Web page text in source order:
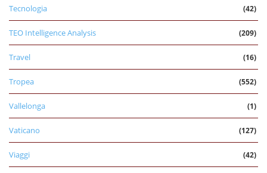
Tecnologia (42)
TEO Intelligence Analysis (209)
Travel (16)
Tropea (552)
Vallelonga (1)
Vaticano (127)
Viaggi (42)